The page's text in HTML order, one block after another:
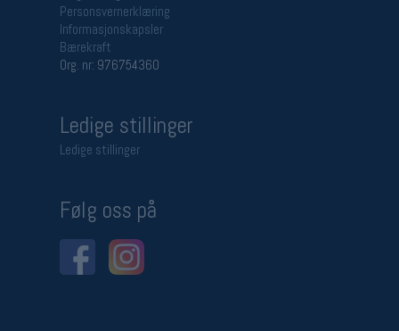
Personsvernerklæring
Informasjonskapsler
Bærekraft
Org. nr: 976754360
Ledige stillinger
Ledige stillinger
Følg oss på